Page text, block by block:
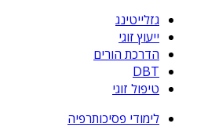
גזלייטינג
ייעוץ זוגי
הדרכת הורים
DBT
טיפול זוגי
לימודי פסיכותרפיה